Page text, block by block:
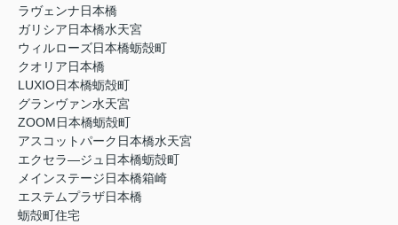
ラヴェンナ日本橋
ガリシア日本橋水天宮
ウィルローズ日本橋蛎殻町
クオリア日本橋
LUXIO日本橋蛎殻町
グランヴァン水天宮
ZOOM日本橋蛎殻町
アスコットパーク日本橋水天宮
エクセラ―ジュ日本橋蛎殻町
メインステージ日本橋箱崎
エステムプラザ日本橋
蛎殻町住宅